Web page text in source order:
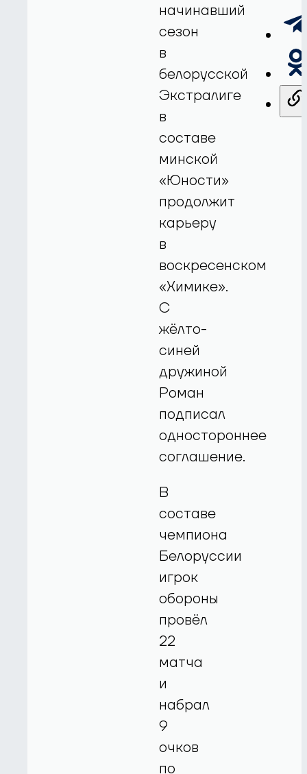
начинавший
сезон
в
белорусской
Экстралиге
в
составе
минской
«Юности»
продолжит
карьеру
в
воскресенском
«Химике».
С
жёлто-
синей
дружиной
Роман
подписал
одностороннее
соглашение.
В
составе
чемпиона
Белоруссии
игрок
обороны
провёл
22
матча
и
набрал
9
очков
по